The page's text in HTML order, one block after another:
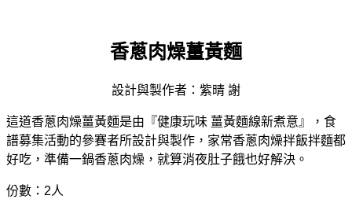
香蔥肉燥薑黃麵
設計與製作者：紫晴 謝
這道香蔥肉燥薑黃麵是由『健康玩味 薑黃麵線新煮意』，食
譜募集活動的參賽者所設計與製作，家常香蔥肉燥拌飯拌麵都
好吃，準備一鍋香蔥肉燥，就算消夜肚子餓也好解決。
份數：2人